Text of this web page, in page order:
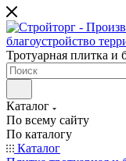
Тротуарная плитка
Каталог
По всему сайту
По каталогу
Каталог